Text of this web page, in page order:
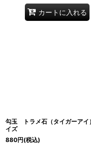
カートに入れる
勾玉 トラメ石（タイガーアイ
イズ
880円(税込)